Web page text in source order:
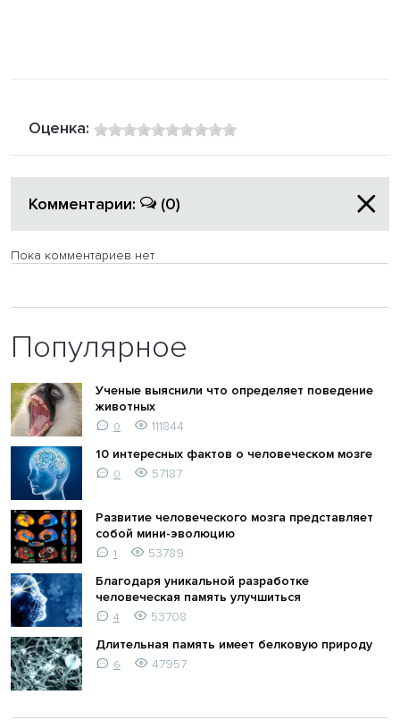
Оценка:
Комментарии: (0)
Пока комментариев нет
Популярное
Ученые выяснили что определяет поведение
животных
0
111844
10 интересных фактов о человеческом мозге
0 57187
Развитие человеческого мозга представляет
собой мини-эволюцию
1
53789
Благодаря уникальной разработке
человеческая память улучшиться
4
53708
Длительная память имеет белковую природу
6 47957